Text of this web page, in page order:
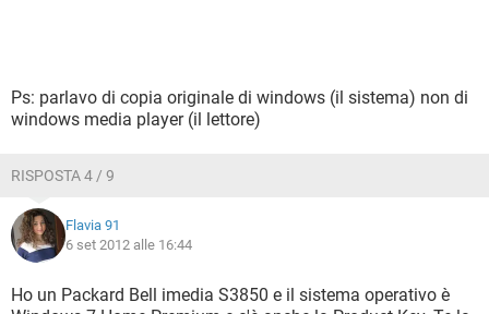
Ps: parlavo di copia originale di windows (il sistema) non di
windows media player (il lettore)
RISPOSTA 4 / 9
Flavia 91
6 set 2012 alle 16:44
Ho un Packard Bell imedia S3850 e il sistema operativo è